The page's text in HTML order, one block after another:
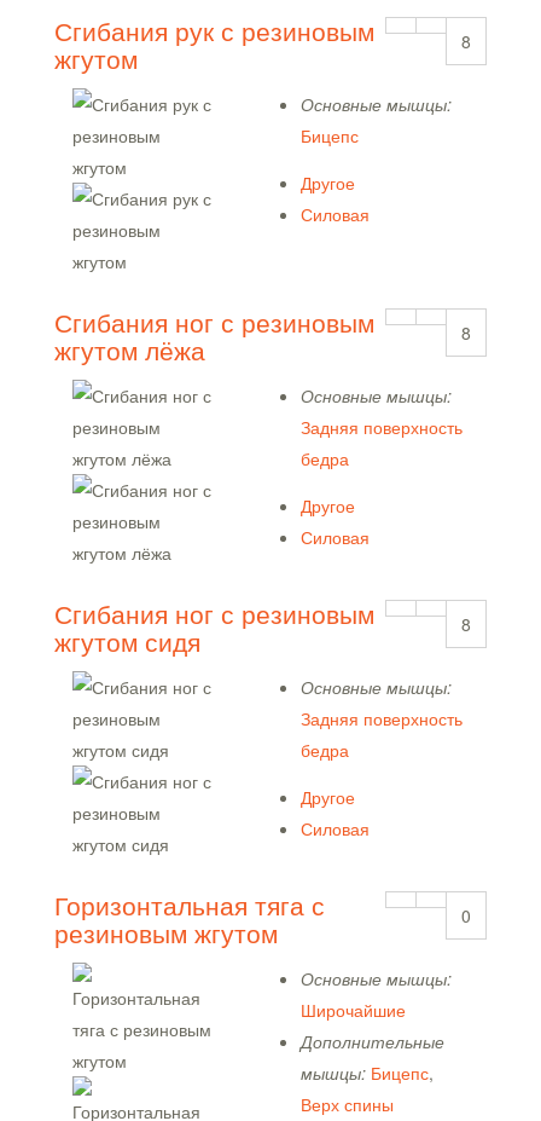
8
Сгибания рук с резиновым
жгутом
Основные мышцы:
Бицепс
Другое
Силовая
8
Сгибания ног с резиновым
жгутом лёжа
Основные мышцы:
Задняя поверхность
бедра
Другое
Силовая
8
Сгибания ног с резиновым
жгутом сидя
Основные мышцы:
Задняя поверхность
бедра
Другое
Силовая
0
Горизонтальная тяга с
резиновым жгутом
Основные мышцы:
Широчайшие
Дополнительные
мышцы: Бицепс,
Верх спины